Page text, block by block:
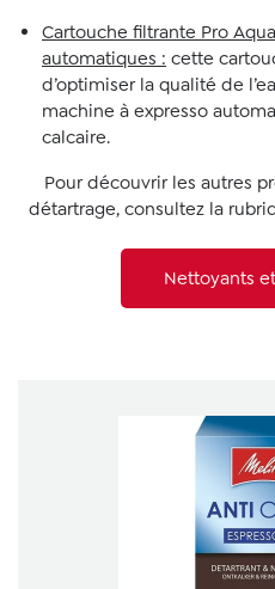
Cartouche filtrante Pro
automatiques : cette
d’optimiser la qualité de
machine à expresso
calcaire.
Pour découvrir les autres
détartrage, consultez la
Nettoyants